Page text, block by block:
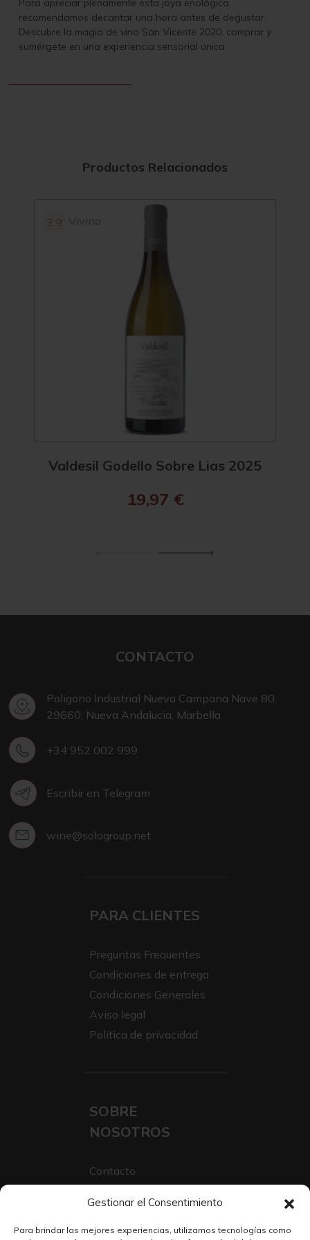
Gestionar el Consentimiento
Para brindar las mejores experiencias, utilizamos tecnologías como
Para apreciar plenamente esta joya enológica,
recomendamos decantar una hora antes de degustar.
Descubre la magia de vino San Vicente 2020, comprar y
sumérgete en una experiencia sensorial única.
Productos Relacionados
Vivino
Valdesil Godello Sobre Lias 2025
19,97 €
CONTACTO
Poligono Industrial Nueva Campana Nave 80,
29660, Nueva Andalucia, Marbella
+34 952 002 999
Escribir en Telegram
wine@sologroup.net
PARA CLIENTES
Preguntas Frequentes
Condiciones de entrega
Condiciones Generales
Aviso legal
Politica de privacidad
SOBRE
NOSOTROS
Contacto